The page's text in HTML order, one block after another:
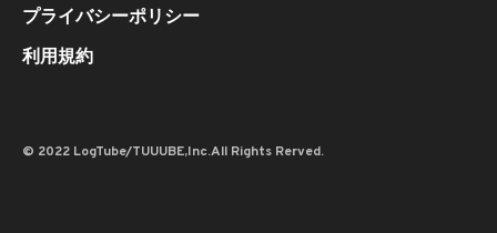
プライバシーポリシー
利用規約
© 2022 LogTube/TUUUBE,Inc.All Rights Rerved.